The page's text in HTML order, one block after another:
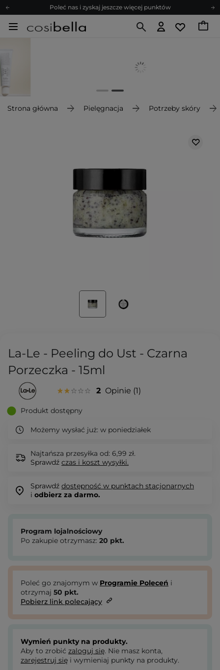
Poleć nas i zyskaj jeszcze więcej punktów
Zapisz się na newsletter pełen porad
Poleć nas i zyskaj jeszcze więcej punktów
Strona główna Pielęgnacja Potrzeby skóry
La-Le - Peeling do Ust - Czarna
Porzeczka - 15ml
2 Opinie 1
Produkt dostępny
Możemy wysłać już: w poniedziałek
Najtańsza przesyłka od: 6,99 zł.
Sprawdź czas i koszt wysyłki.
Sprawdź dostępność w punktach stacjonarnych
i odbierz za darmo.
Program lojalnościowy
Po zakupie otrzymasz: 20 pkt.
Poleć go znajomym w Programie Poleceń i
otrzymaj 50 pkt.
Pobierz link polecający
Wymień punkty na produkty.
Aby to zrobić zaloguj się. Nie masz konta,
zarejestruj się i wymieniaj punkty na produkty.